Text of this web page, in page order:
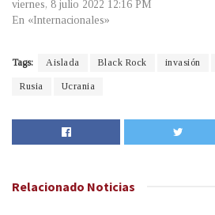
viernes, 8 julio 2022 12:16 PM
En «Internacionales»
Tags: Aislada Black Rock invasión
Rusia Ucrania
Relacionado Noticias